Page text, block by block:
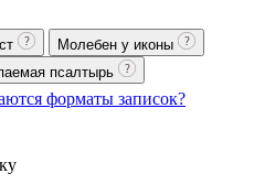
Молебен у иконы
псалтырь
форматы записок?